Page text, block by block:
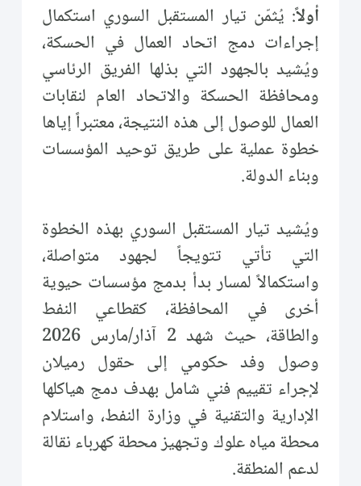
أولاً: يُثمّن تيار المستقبل السوري استكمال
إجراءات دمج اتحاد العمال في الحسكة،
ويُشيد بالجهود التي بذلها الفريق الرئاسي
ومحافظة الحسكة والاتحاد العام لنقابات
العمال للوصول إلى هذه النتيجة، معتبراً إياها
خطوة عملية على طريق توحيد المؤسسات
وبناء الدولة.
ويُشيد تيار المستقبل السوري بهذه الخطوة
التي تأتي تتويجاً لجهود متواصلة،
واستكمالاً لمسار بدأ بدمج مؤسسات حيوية
أخرى في المحافظة، كقطاعي النفط
والطاقة، حيث شهد 2 آذار/مارس 2026
وصول وفد حكومي إلى حقول رميلان
لإجراء تقييم فني شامل بهدف دمج هياكلها
الإدارية والتقنية في وزارة النفط، واستلام
محطة مياه علوك وتجهيز محطة كهرباء نقالة
لدعم المنطقة.